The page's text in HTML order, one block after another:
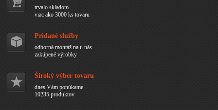
trvalo skladom
viac ako 3000 ks tovaru
Pridané služby
odborná montáž na u nás
zakúpené výrobky
Široký výber tovaru
dnes Vám ponúkame
10235 produktov